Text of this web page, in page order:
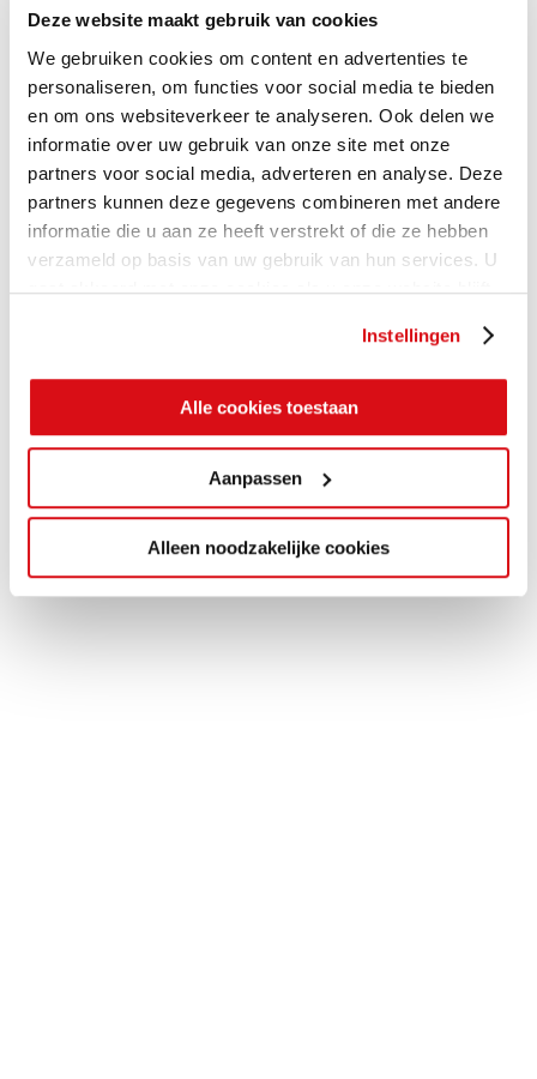
Deze website maakt gebruik van cookies
We gebruiken cookies om content en advertenties te
personaliseren, om functies voor social media te bieden
en om ons websiteverkeer te analyseren. Ook delen we
informatie over uw gebruik van onze site met onze
partners voor social media, adverteren en analyse. Deze
partners kunnen deze gegevens combineren met andere
informatie die u aan ze heeft verstrekt of die ze hebben
verzameld op basis van uw gebruik van hun services. U
gaat akkoord met onze cookies als u onze website blijft
Instellingen
Alle cookies toestaan
Aanpassen
Alleen noodzakelijke cookies